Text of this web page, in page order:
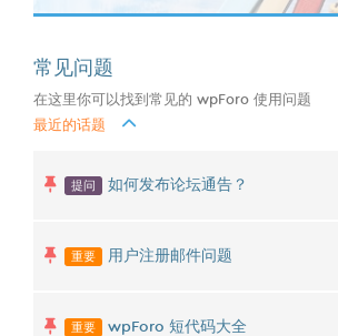
常见问题
在这里你可以找到常见的 wpForo 使用问题
最近的话题
提问 如何发布论坛通告？
重要 用户注册邮件问题
重要 wpForo 短代码大全